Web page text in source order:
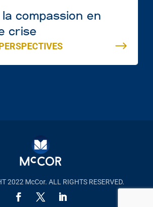
compassion en
crise
2022 McCor. ALL RIGHTS RESERVED.